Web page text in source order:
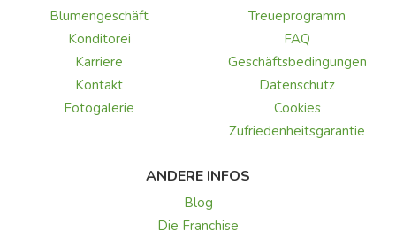
Blumengeschäft
Konditorei
Karriere
Kontakt
Fotogalerie
Treueprogramm
FAQ
Geschäftsbedingungen
Datenschutz
Cookies
Zufriedenheitsgarantie
ANDERE INFOS
Blog
Die Franchise